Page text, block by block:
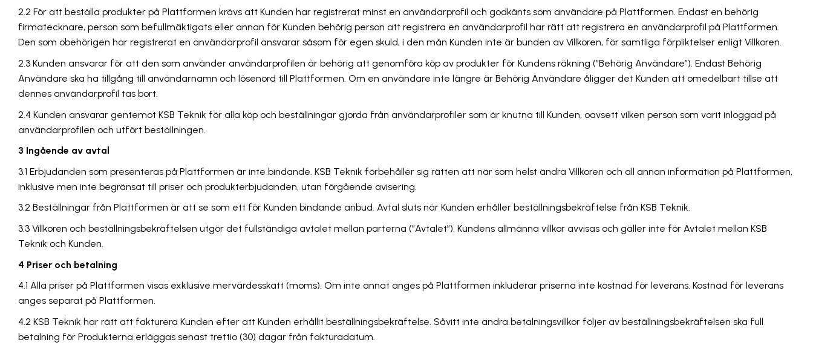
2.2 För att beställa produkter på Plattformen krävs att Kunden har registrerat minst en användarprofil och godkänts som användare på Plattformen. Endast en behörig
firmatecknare, person som befullmäktigats eller annan för Kunden behörig person att registrera en användarprofil har rätt att registrera en användarprofil på Plattformen.
Den som obehörigen har registrerat en användarprofil ansvarar såsom för egen skuld, i den mån Kunden inte är bunden av Villkoren, för samtliga förpliktelser enligt Villkoren.
2.3 Kunden ansvarar för att den som använder användarprofilen är behörig att genomföra köp av produkter för Kundens räkning (”Behörig Användare”). Endast Behörig
Användare ska ha tillgång till användarnamn och lösenord till Plattformen. Om en användare inte längre är Behörig Användare åligger det Kunden att omedelbart tillse att
dennes användarprofil tas bort.
2.4 Kunden ansvarar gentemot KSB Teknik för alla köp och beställningar gjorda från användarprofiler som är knutna till Kunden, oavsett vilken person som varit inloggad på
användarprofilen och utfört beställningen.
3 Ingående av avtal
3.1 Erbjudanden som presenteras på Plattformen är inte bindande. KSB Teknik förbehåller sig rätten att när som helst ändra Villkoren och all annan information på Plattformen,
inklusive men inte begränsat till priser och produkterbjudanden, utan förgående avisering.
3.2 Beställningar från Plattformen är att se som ett för Kunden bindande anbud. Avtal sluts när Kunden erhåller beställningsbekräftelse från KSB Teknik.
3.3 Villkoren och beställningsbekräftelsen utgör det fullständiga avtalet mellan parterna (”Avtalet”). Kundens allmänna villkor avvisas och gäller inte för Avtalet mellan KSB
Teknik och Kunden.
4 Priser och betalning
4.1 Alla priser på Plattformen visas exklusive mervärdesskatt (moms). Om inte annat anges på Plattformen inkluderar priserna inte kostnad för leverans. Kostnad för leverans
anges separat på Plattformen.
4.2 KSB Teknik har rätt att fakturera Kunden efter att Kunden erhållit beställningsbekräftelse. Såvitt inte andra betalningsvillkor följer av beställningsbekräftelsen ska full
betalning för Produkterna erläggas senast trettio (30) dagar från fakturadatum.